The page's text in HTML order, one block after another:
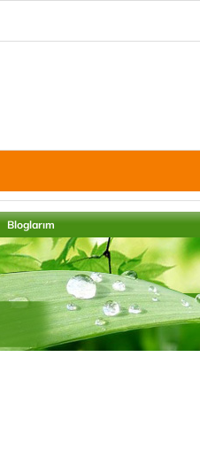
Bloglarım